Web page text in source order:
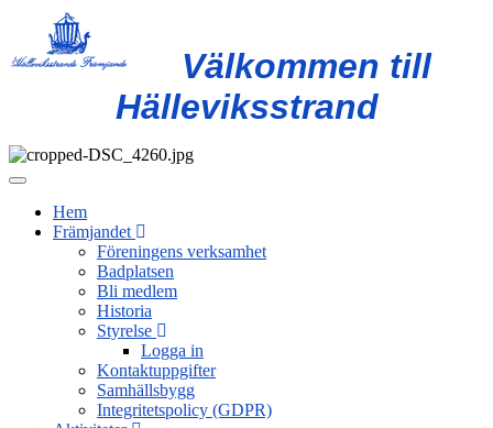
Välkommen till
Hälleviksstrand
Slå
navigering
Hem
Främjandet
Föreningens verksamhet
Badplatsen
Bli medlem
Historia
Styrelse
Logga in
Kontaktuppgifter
Samhällsbygg
Integritetspolicy (GDPR)